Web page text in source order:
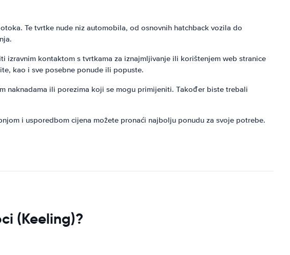
Te tvrtke nude niz automobila, od osnovnih hatchback vozila do
izravnim kontaktom s tvrtkama za iznajmljivanje ili korištenjem web stranice
kao i sve posebne ponude ili popuste.
naknadama ili porezima koji se mogu primijeniti. Također biste trebali
i usporedbom cijena možete pronaći najbolju ponudu za svoje potrebe.
(Keeling)?